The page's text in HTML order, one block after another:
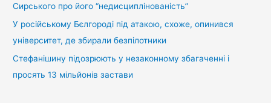
Сирського про його “недисциплінованість”
У російському Бєлгороді під атакою, схоже, опинився
університет, де збирали безпілотники
Стефанішину підозрюють у незаконному збагаченні і
просять 13 мільйонів застави